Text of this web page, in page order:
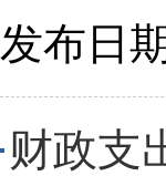
发布日
财政支